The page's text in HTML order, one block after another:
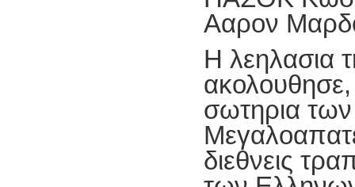
Ααρον
Η λεηλασια
ακολουθησε,
σωτηρια
διεθνεις